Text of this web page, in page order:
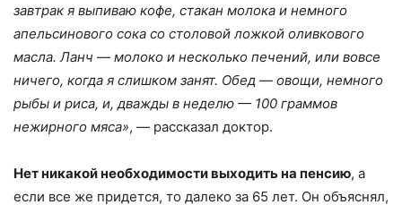
завтрак я выпиваю кофе, стакан молока и немного
апельсинового сока со столовой ложкой оливкового
масла. Ланч — молоко и несколько печений, или вовсе
ничего, когда я слишком занят. Обед — овощи, немного
рыбы и риса, и, дважды в неделю — 100 граммов
нежирного мяса», — рассказал доктор.
Нет никакой необходимости выходить на пенсию, а
если все же придется, то далеко за 65 лет. Он объяснял,